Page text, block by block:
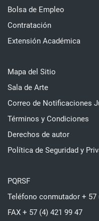
Bolsa de Empleo
Contratación
Extensión Académica
Mapa del Sitio
Sala de Arte
Correo de Notificaciones
Términos y Condiciones
Derechos de autor
Política de Seguridad y
PQRSF
Teléfono conmutador + 57
FAX + 57 (4) 421 99 47